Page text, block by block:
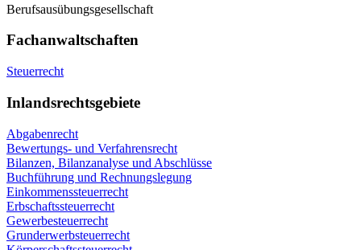
Berufsausübungsgesellschaft
Fachanwaltschaften
Steuerrecht
Inlandsrechtsgebiete
Abgabenrecht
Bewertungs- und Verfahrensrecht
Bilanzen, Bilanzanalyse und Abschlüsse
Buchführung und Rechnungslegung
Einkommenssteuerrecht
Erbschaftssteuerrecht
Gewerbesteuerrecht
Grunderwerbsteuerrecht